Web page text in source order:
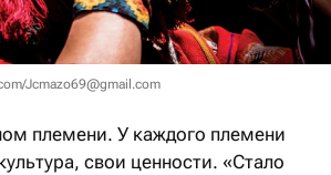
Jcmazo69@gmail.com
племени. У каждого племени
свои ценности. «Стало